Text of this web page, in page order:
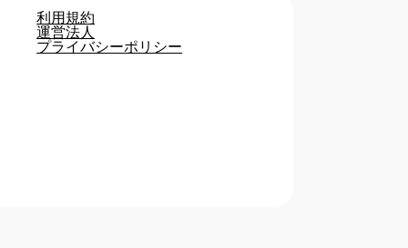
利用規約
運営法人
プライバシーポリシー